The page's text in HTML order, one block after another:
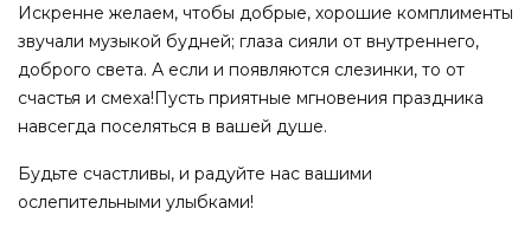
Искренне желаем, чтобы добрые, хорошие комплименты
звучали музыкой будней; глаза сияли от внутреннего,
доброго света. А если и появляются слезинки, то от
счастья и смеха!Пусть приятные мгновения праздника
навсегда поселяться в вашей душе.
Будьте счастливы, и радуйте нас вашими
ослепительными улыбками!